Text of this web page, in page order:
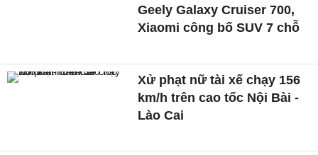
Geely Galaxy Cruiser 700,
Xiaomi công bố SUV 7 chỗ
Xử phạt nữ tài xế chạy 156
km/h trên cao tốc Nội Bài -
Lào Cai